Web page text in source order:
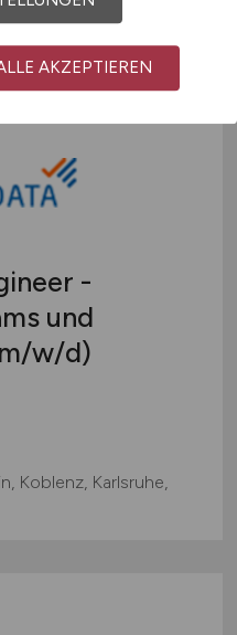
-
und
w/d)
Koblenz, Karlsruhe,
AKZEPTIEREN